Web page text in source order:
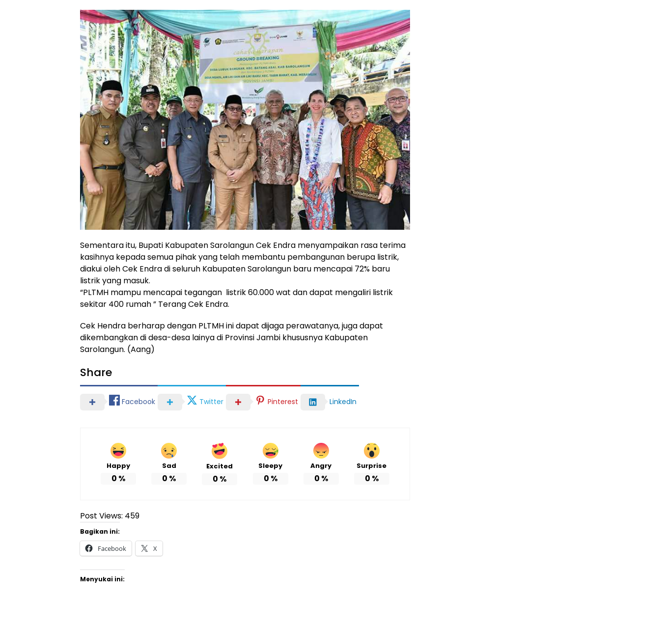
Sementara itu, Bupati Kabupaten Sarolangun Cek Endra menyampaikan rasa terima
kasihnya kepada semua pihak yang telah membantu pembangunan berupa listrik,
diakui oleh Cek Endra di seluruh Kabupaten Sarolangun baru mencapai 72% baru
listrik yang masuk.
“PLTMH mampu mencapai tegangan listrik 60.000 wat dan dapat mengaliri listrik
sekitar 400 rumah ” Terang Cek Endra.
Cek Hendra berharap dengan PLTMH ini dapat dijaga perawatanya, juga dapat
dikembangkan di desa-desa lainya di Provinsi Jambi khususnya Kabupaten
Sarolangun. (Aang)
Share
Facebook Twitter Pinterest LinkedIn
Happy
0 %
Sad
0 %
Excited
0 %
Sleepy
0 %
Angry
0 %
Surprise
0 %
Post Views: 459
Bagikan ini:
Facebook X
Menyukai ini: